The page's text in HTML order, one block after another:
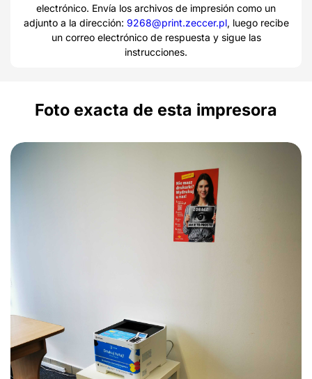
electrónico. Envía los archivos de impresión como un
adjunto a la dirección: 9268@print.zeccer.pl, luego recibe
un correo electrónico de respuesta y sigue las
instrucciones.
Foto exacta de esta impresora